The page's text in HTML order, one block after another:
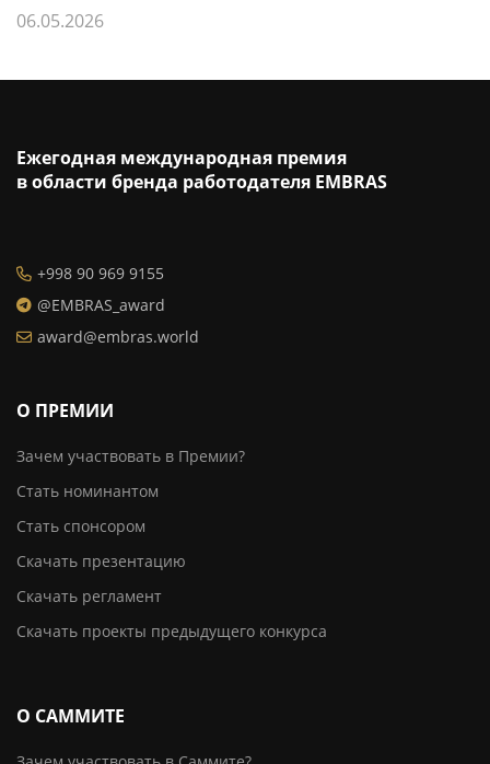
06.05.2026
Ежегодная международная премия
в области бренда работодателя EMBRAS
+998 90 969 9155
@EMBRAS_award
award@embras.world
О ПРЕМИИ
Зачем участвовать в Премии?
Стать номинантом
Стать спонсором
Скачать презентацию
Скачать регламент
Скачать проекты предыдущего конкурса
О САММИТЕ